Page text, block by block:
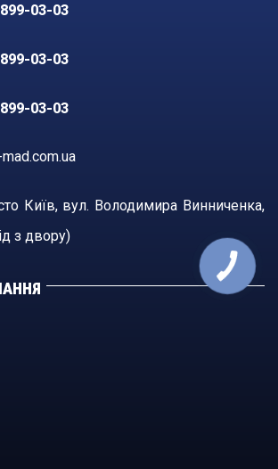
03-03
03-03
03-03
Київ, вул. Володимира Винниченка,
з двору)